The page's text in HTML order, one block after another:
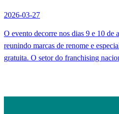
2026-03-27
O evento decorre nos dias 9 e 10 de
reunindo marcas de renome e
gratuita. O setor do franchising